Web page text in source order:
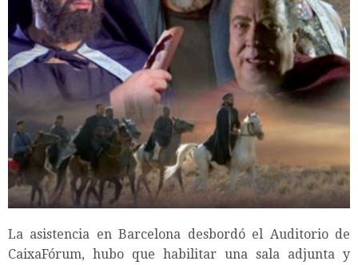
La asistencia en Barcelona desbordó el Auditorio de
CaixaFórum, hubo que habilitar una sala adjunta y